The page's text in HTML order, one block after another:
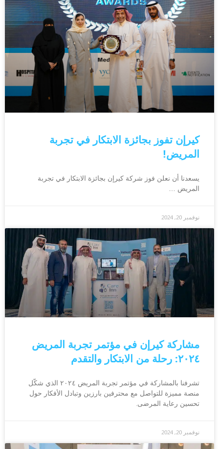
كيرإن تفوز بجائزة الابتكار في تجربة
المريض!
يسعدنا أن نعلن فوز شركة كيرإن بجائزة الابتكار في تجربة
المريض …
نوفمبر 20, 2024
مشاركة كيرإن في مؤتمر تجربة المريض
٢٠٢٤: رحلة من الابتكار والتقدم
تشرفنا بالمشاركة في مؤتمر تجربة المريض ٢٠٢٤ الذي شكّل
منصة مميزة للتواصل مع محترفين بارزين وتبادل الأفكار حول
تحسين رعاية المرضى.
نوفمبر 20, 2024